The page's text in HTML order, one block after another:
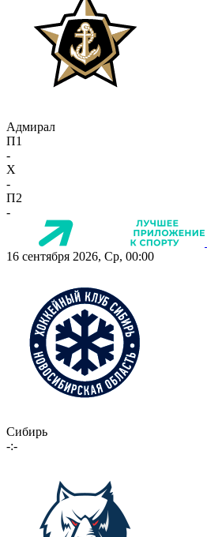
Адмирал
П1
-
X
-
П2
-
16 сентября 2026, Ср, 00:00
Сибирь
-:-